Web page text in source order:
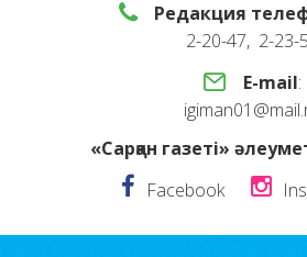
Редакция
2-20-47, 2-23-
E-mail:
«Сарқан газеті»
Facebook